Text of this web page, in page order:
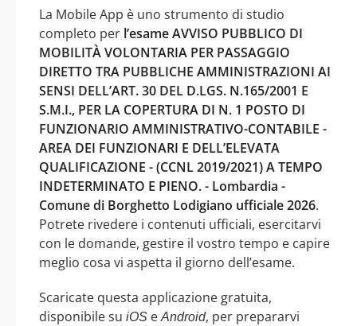
La Mobile App è uno strumento di studio
completo per l’esame AVVISO PUBBLICO DI
MOBILITÀ VOLONTARIA PER PASSAGGIO
DIRETTO TRA PUBBLICHE AMMINISTRAZIONI AI
SENSI DELL’ART. 30 DEL D.LGS. N.165/2001 E
S.M.I., PER LA COPERTURA DI N. 1 POSTO DI
FUNZIONARIO AMMINISTRATIVO-CONTABILE -
AREA DEI FUNZIONARI E DELL’ELEVATA
QUALIFICAZIONE - (CCNL 2019/2021) A TEMPO
INDETERMINATO E PIENO. - Lombardia -
Comune di Borghetto Lodigiano ufficiale 2026.
Potrete rivedere i contenuti ufficiali, esercitarvi
con le domande, gestire il vostro tempo e capire
meglio cosa vi aspetta il giorno dell’esame.
Scaricate questa applicazione gratuita,
disponibile su iOS eAndroid, per prepararvi